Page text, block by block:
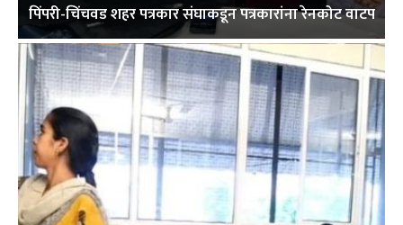
पिंपरी-चिंचवड शहर पत्रकार संघाकडून पत्रकारांना रेनकोट वाटप